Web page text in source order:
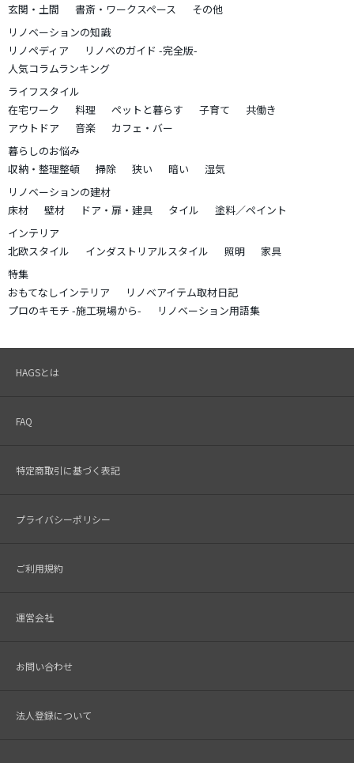
玄関・土間
書斎・ワークスペース
その他
リノベーションの知識
リノペディア
リノベのガイド -完全版-
人気コラムランキング
ライフスタイル
在宅ワーク
料理 ペットと暮らす 子育て
共働き
アウトドア
音楽
カフェ・バー
暮らしのお悩み
収納・整理整頓
掃除 狭い 暗い
湿気
リノベーションの建材
床材
壁材 ドア・扉・建具 タイル
塗料／ペイント
インテリア
北欧スタイル
インダストリアルスタイル 照明
家具
特集
おもてなしインテリア
リノベアイテム取材日記
プロのキモチ -施工現場から-
リノベーション用語集
HAGSとは
FAQ
特定商取引に基づく表記
プライバシーポリシー
ご利用規約
運営会社
お問い合わせ
法人登録について